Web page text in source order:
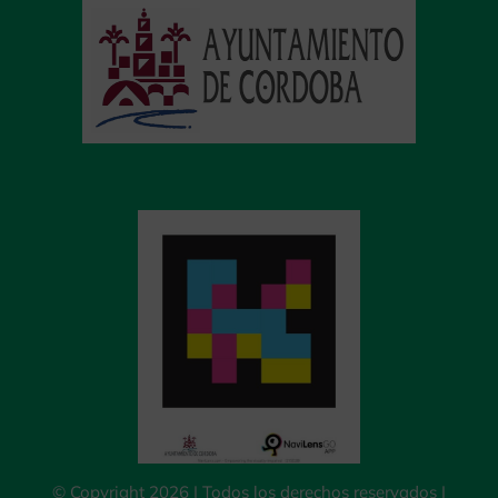
© Copyright 2026 | Todos los derechos reservados |